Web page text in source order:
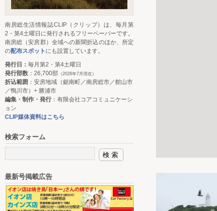
南房総生活情報誌CLIP（クリップ）は、毎月第
2・第4土曜日に発行されるフリーペーパーです。
南房総（安房郡）全域への新聞折込のほか、所定
の配布スポット にも設置しています。
発行日： 毎月第2・第4土曜日
発行部数 ：26,700部 （2026年7月現在）
折込範囲 ：安房地域（鋸南町／南房総市／館山市
／鴨川市）+ 勝浦市
編集・制作・発行：有限会社コアコミュニケーシ
ョン
CLIP媒体資料はこちら
検索フォーム
最新号掲載広告